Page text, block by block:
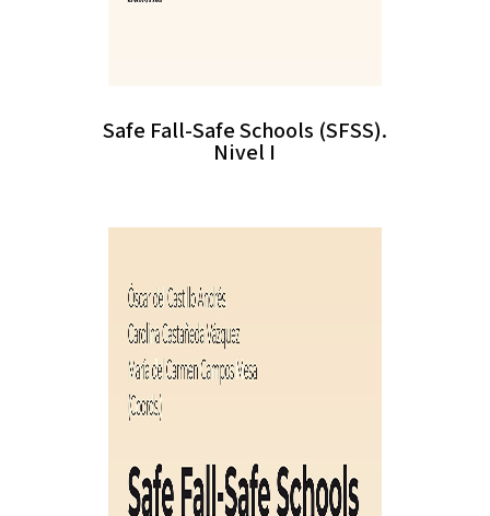
Safe Fall-Safe Schools (SFSS).
Nivel I